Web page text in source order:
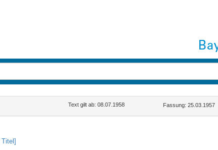
Text gilt ab: 08.07.1958 Fassung: 25.03.1957
Titel]